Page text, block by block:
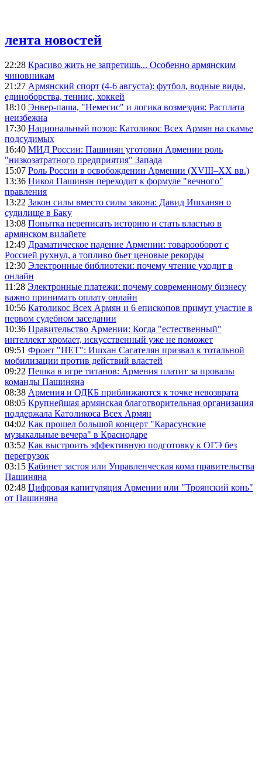
лента новостей
22:28 Красиво жить не запретишь... Особенно армянским
чиновникам
21:27 Армянский спорт (4-6 августа): футбол, водные виды,
единоборства, теннис, хоккей
18:10 Энвер-паша, "Немесис" и логика возмездия: Расплата
неизбежна
17:30 Национальный позор: Католикос Всех Армян на скамье
подсудимых
16:40 МИД России: Пашинян уготовил Армении роль
"низкозатратного предприятия" Запада
15:07 Роль России в освобождении Армении (XVIII–XX вв.)
13:36 Никол Пашинян переходит к формуле "вечного"
правления
13:22 Закон силы вместо силы закона: Давид Ишханян о
судилище в Баку
13:08 Попытка переписать историю и стать властью в
армянском вилайете
12:49 Драматическое падение Армении: товарооборот с
Россией рухнул, а топливо бьет ценовые рекорды
12:30 Электронные библиотеки: почему чтение уходит в
онлайн
11:28 Электронные платежи: почему современному бизнесу
важно принимать оплату онлайн
10:56 Католикос Всех Армян и 6 епископов примут участие в
первом судебном заседании
10:36 Правительство Армении: Когда "естественный"
интеллект хромает, искусственный уже не поможет
09:51 Фронт "НЕТ": Ишхан Сагателян призвал к тотальной
мобилизации против действий властей
09:22 Пешка в игре титанов: Армения платит за провалы
команды Пашиняна
08:38 Армения и ОДКБ приближаются к точке невозврата
08:05 Крупнейшая армянская благотворительная организация
поддержала Католикоса Всех Армян
04:02 Как прошел большой концерт "Карасунские
музыкальные вечера" в Краснодаре
03:52 Как выстроить эффективную подготовку к ОГЭ без
перегрузок
03:15 Кабинет застоя или Управленческая кома правительства
Пашиняна
02:48 Цифровая капитуляция Армении или "Троянский конь"
от Пашиняна